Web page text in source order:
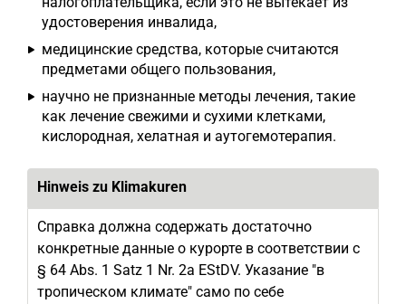
удостоверения инвалида,
медицинские средства, которые считаются
предметами общего пользования,
научно не признанные методы лечения, такие
как лечение свежими и сухими клетками,
кислородная, хелатная и аутогемотерапия.
Hinweis zu Klimakuren
Справка должна содержать достаточно
конкретные данные о курорте в соответствии с
§ 64 Abs. 1 Satz 1 Nr. 2a EStDV. Указание "в
тропическом климате" само по себе